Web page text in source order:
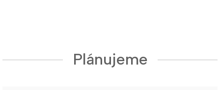
Plánujeme